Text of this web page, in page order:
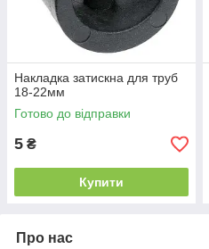
Накладка затискна для труб
18-22мм
Готово до відправки
5 ₴
Купити
Про нас